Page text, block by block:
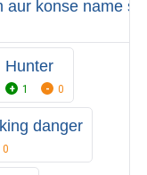
konse name
Hunter
1 0
danger
0